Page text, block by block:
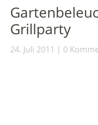
Grillparty
24. Juli 2011 0